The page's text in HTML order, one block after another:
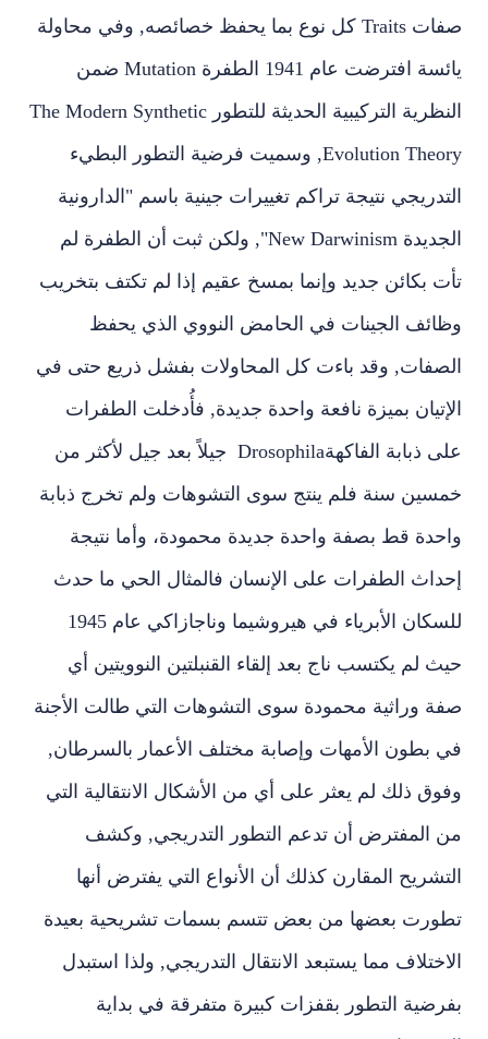
صفات Traits كل نوع بما يحفظ خصائصه, وفي محاولة
يائسة افترضت عام 1941 الطفرة
Mutation ضمن
النظرية التركيبية الحديثة للتطور The Modern Synthetic
Evolution Theory, وسميت فرضية التطور البطيء
التدريجي نتيجة تراكم تغييرات جينية باسم "الدارونية
الجديدة New Darwinism", ولكن ثبت أن الطفرة لم
تأت بكائن جديد وإنما بمسخ عقيم إذا لم تكتف بتخريب
وظائف الجينات في الحامض النووي الذي يحفظ
الصفات, وقد باءت كل المحاولات بفشل ذريع حتى في
الإتيان بميزة نافعة واحدة جديدة, فأُدخلت الطفرات
على ذبابة الفاكهةDrosophila جيلاً بعد جيل لأكثر من
خمسين سنة فلم ينتج سوى التشوهات ولم تخرج ذبابة
واحدة قط بصفة واحدة جديدة محمودة، وأما نتيجة
إحداث الطفرات على الإنسان فالمثال الحي ما حدث
للسكان الأبرياء في هيروشيما وناجازاكي عام 1945
حيث لم يكتسب ناج بعد إلقاء القنبلتين النوويتين أي
صفة وراثية محمودة سوى التشوهات التي طالت الأجنة
في بطون الأمهات وإصابة مختلف الأعمار بالسرطان,
وفوق ذلك لم يعثر على أي من الأشكال الانتقالية التي
من المفترض أن تدعم التطور التدريجي, وكشف
التشريح المقارن كذلك أن الأنواع التي يفترض أنها
تطورت بعضها من بعض تتسم بسمات تشريحية بعيدة
الاختلاف مما يستبعد الانتقال التدريجي, ولذا استبدل
بفرضية التطور بقفزات كبيرة متفرقة في بداية